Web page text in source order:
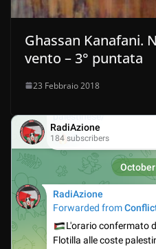
Ghassan Kanafani.
vento – 3° puntata
23 Febbraio 2018